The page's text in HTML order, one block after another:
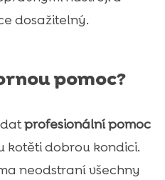
dosažitelný.
pomoc?
profesionální pomoc
kotěti dobrou kondici.
neodstraní všechny